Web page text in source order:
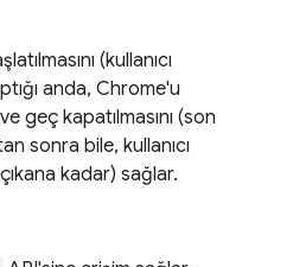
(kullanıcı
anda, Chrome'u
geç kapatılmasını (son
sonra bile, kullanıcı
kadar) sağlar.